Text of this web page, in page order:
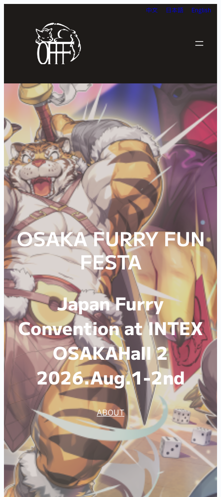
English
日本語
中文
OSAKA FURRY FUN
FESTA
Japan Furry
Convention at INTEX
OSAKAHall 2
2026.Aug.1-2nd
ABOUT